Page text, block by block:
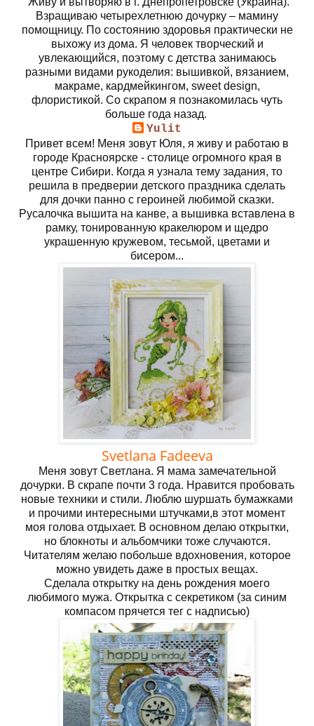
Взращиваю четырехлетнюю дочурку – мамину
помощницу. По состоянию здоровья практически не
выхожу из дома. Я человек творческий и
увлекающийся, поэтому с детства занимаюсь
разными видами рукоделия: вышивкой, вязанием,
макраме, кардмейкингом, sweet design,
флористикой. Со скрапом я познакомилась чуть
больше года назад.
Yulit
Привет всем! Меня зовут Юля, я живу и работаю в
городе Красноярске - столице огромного края в
центре Сибири. Когда я узнала тему задания, то
решила в предверии детского праздника сделать
для дочки панно с героиней любимой сказки.
Русалочка вышита на канве, а вышивка вставлена в
рамку, тонированную кракелюром и щедро
украшенную кружевом, тесьмой, цветами и
бисером...
Svetlana Fadeeva
Меня зовут Светлана. Я мама замечательной
дочурки. В скрапе почти 3 года. Нравится пробовать
новые техники и стили. Люблю шуршать бумажками
и прочими интересными штучками,в этот момент
моя голова отдыхает. В основном делаю открытки,
но блокноты и альбомчики тоже случаются.
Читателям желаю побольше вдохновения, которое
можно увидеть даже в простых вещах.
Сделала открытку на день рождения моего
любимого мужа. Открытка с секретиком (за синим
компасом прячется тег с надписью)